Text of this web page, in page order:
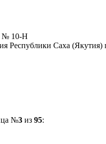
№ 10-Н
Республики Саха
№3из 95: